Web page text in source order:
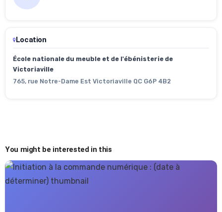
Location
École nationale du meuble et de l'ébénisterie de
Victoriaville
765, rue Notre-Dame Est Victoriaville QC G6P 4B2
You might be interested in this